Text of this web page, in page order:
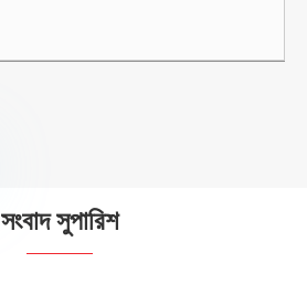
সংবাদ সুপারিশ